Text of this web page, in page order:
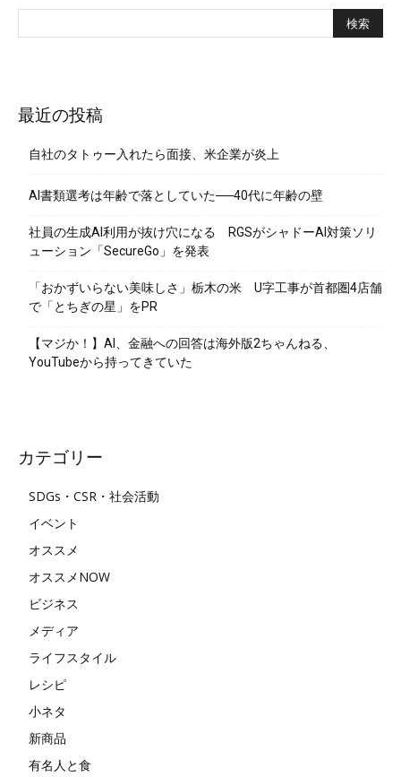
最近の投稿
自社のタトゥー入れたら面接、米企業が炎上
AI書類選考は年齢で落としていた──40代に年齢の壁
社員の生成AI利用が抜け穴になる RGSがシャドーAI対策ソリ
ューション「SecureGo」を発表
「おかずいらない美味しさ」栃木の米 U字工事が首都圏4店舗
で「とちぎの星」をPR
【マジか！】AI、金融への回答は海外版2ちゃんねる、
YouTubeから持ってきていた
カテゴリー
SDGs・CSR・社会活動
イベント
オススメ
オススメNOW
ビジネス
メディア
ライフスタイル
レシピ
小ネタ
新商品
有名人と食